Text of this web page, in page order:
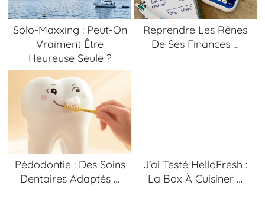
Solo-Maxxing : Peut-On
Vraiment Être
Heureuse Seule ?
Reprendre Les Rênes
De Ses Finances …
Pédodontie : Des Soins
Dentaires Adaptés …
J’ai Testé HelloFresh :
La Box À Cuisiner …